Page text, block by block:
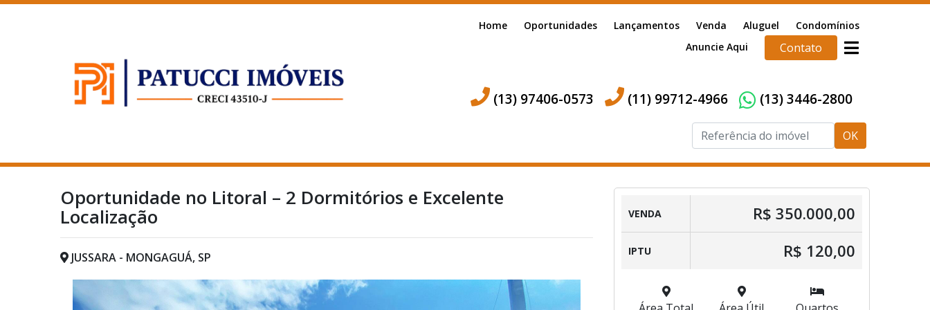
Home Oportunidades Lançamentos Venda Aluguel
Condomínios
Anuncie Aqui
Contato
(13) 97406-0573 (11) 99712-4966 (13) 3446-2800
OK
Oportunidade no Litoral – 2 Dormitórios e Excelente
Localização
JUSSARA - MONGAGUÁ, SP
VENDA R$ 350.000,00
IPTU R$ 120,00